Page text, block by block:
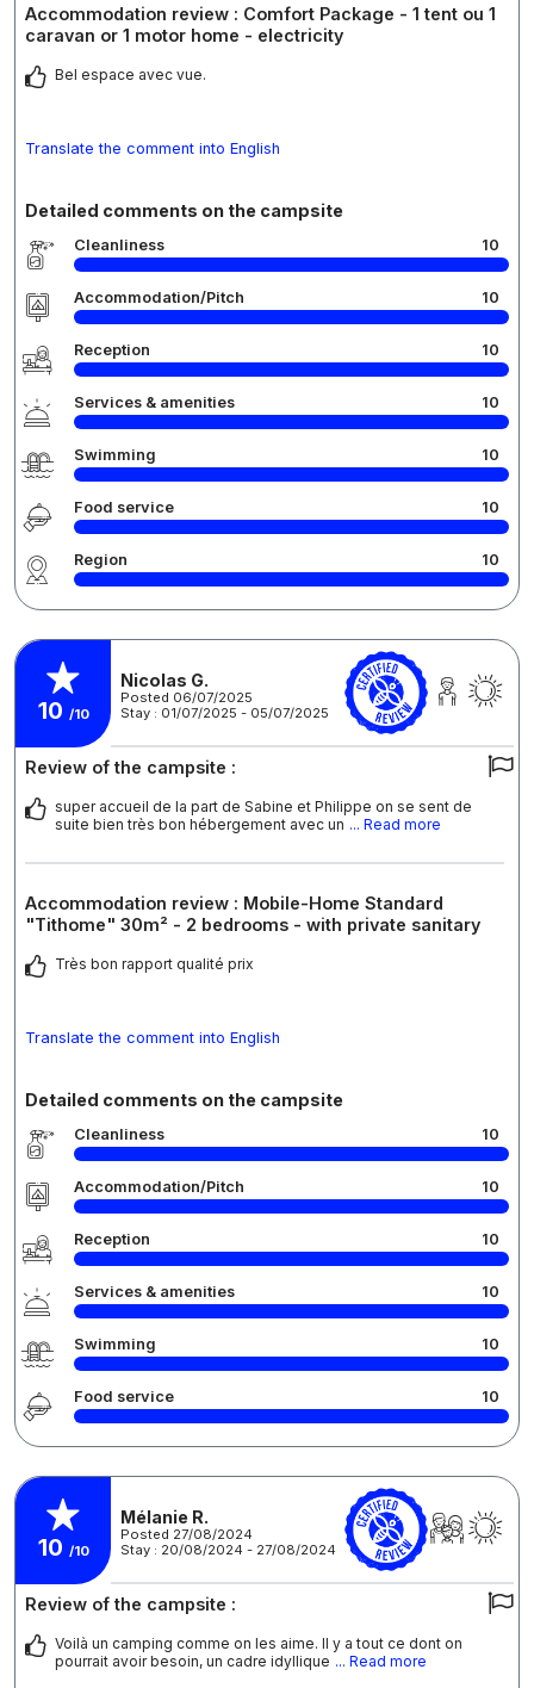
Accommodation review : Comfort Package - 1 tent ou 1
caravan or 1 motor home - electricity
Bel espace avec vue.
Translate the comment into English
Detailed comments on the campsite
Cleanliness 10
Accommodation/Pitch 10
Reception 10
Services & amenities 10
Swimming 10
Food service 10
Region 10
10 /10
Nicolas G.
Posted 06/07/2025
Stay : 01/07/2025 - 05/07/2025
Review of the campsite :
super accueil de la part de Sabine et Philippe on se sent de
suite bien très bon hébergement avec un ... Read more
Accommodation review : Mobile-Home Standard
"Tithome" 30m² - 2 bedrooms - with private sanitary
Très bon rapport qualité prix
Translate the comment into English
Detailed comments on the campsite
Cleanliness 10
Accommodation/Pitch 10
Reception 10
Services & amenities 10
Swimming 10
Food service 10
10 /10
Mélanie R.
Posted 27/08/2024
Stay : 20/08/2024 - 27/08/2024
Review of the campsite :
Voilà un camping comme on les aime. Il y a tout ce dont on
pourrait avoir besoin, un cadre idyllique ... Read more